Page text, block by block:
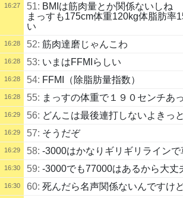
16:27 51: BMIは筋肉量とか関係ないしね
まっすも175cm体重120kg体脂肪率
い
16:28 52: 筋肉達磨じゃんこわ
16:28 53: いまはFFMIらしい
16:28 54: FFMI（除脂肪量指数）
16:28 55: まっすの体重で１９０センチあ
16:29 56: どんこは最後連打しないよきっと
16:29 57: そうだぞ
16:29 58: -3000はかなりギリギリラインで
16:30 59: -3000でも77000はあるから大丈
16:30 60: 死んだら名声関係ないんですけ